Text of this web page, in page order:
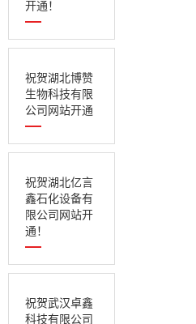
开通！
祝贺湖北博赞
生物科技有限
公司网站开通
祝贺湖北亿言
鑫石化设备有
限公司网站开
通！
祝贺武汉卓鑫
科技有限公司